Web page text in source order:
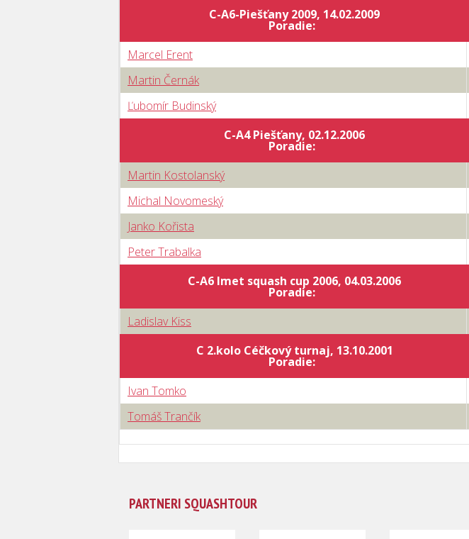
C-A6-Piešťany 2009, 14.02.2009
Poradie:
Marcel Erent
Martin Černák
Ľubomír Budinský
C-A4 Piešťany, 02.12.2006
Poradie:
Martin Kostolanský
Michal Novomeský
Janko Kořista
Peter Trabalka
C-A6 Imet squash cup 2006, 04.03.2006
Poradie:
Ladislav Kiss
C 2.kolo Céčkový turnaj, 13.10.2001
Poradie:
Ivan Tomko
Tomáš Trančík
PARTNERI SQUASHTOUR